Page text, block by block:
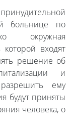
больнице по
окружная
которой входят
решение об
и
ему
будут приняты
человека, о